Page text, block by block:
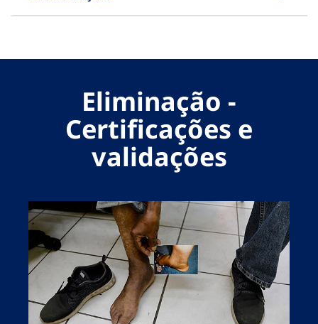
Eliminação -
Certificações e
validações